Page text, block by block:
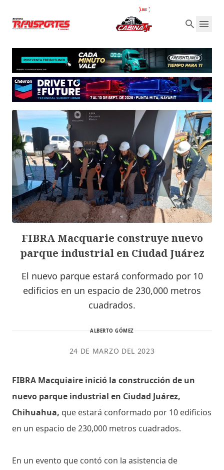
FIBRA Macquarie construye nuevo
parque industrial en Ciudad Juárez
El nuevo parque estará conformado por 10
edificios en un espacio de 230,000 metros
cuadrados.
ALBERTO GÓMEZ
24 DE MARZO DEL 2023
FIBRA Macquiaire inició la construcción de un
nuevo parque industrial en Ciudad Juárez,
Chihuahua, que estará conformado por 10 edificios
en un espacio de 230,000 metros cuadrados.
En un evento que contó con la asistencia de